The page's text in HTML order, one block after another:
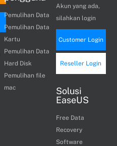
Pemulihan Data
Pemulihan Data
Kartu
Pemulihan Data
Hard Disk
Pemulihan file
mac
Akun yang ada,
silahkan login
Customer Login
Reseller Login
Solusi
EaseUS
Free Data
Recovery
Software